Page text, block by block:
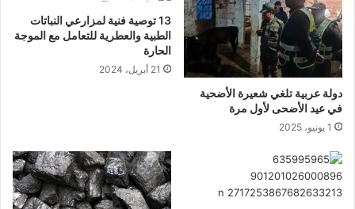
دولة عربية تلغي شعيرة الأضحية
في عيد الأضحى لأول مرة
1 يونيو، 2025
13 توصية فنية لمزارعي النباتات
الطبية والعطرية للتعامل مع الموجة
الحارة
21 أبريل، 2024